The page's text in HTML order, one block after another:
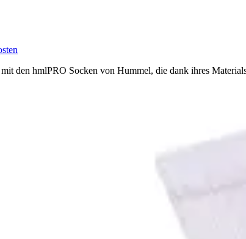
den hmlPRO Socken von Hummel, die dank ihres